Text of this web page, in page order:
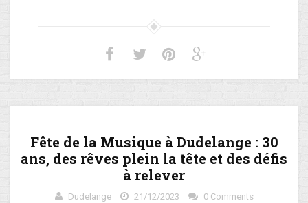
Fête de la Musique à Dudelange : 30
ans, des rêves plein la tête et des défis
à relever
Dudelange 21/12/2023 0 Comments